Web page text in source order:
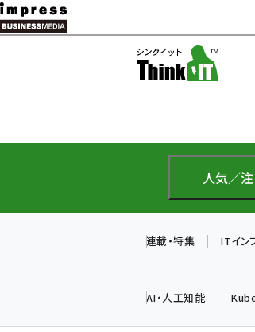
メ
イ
テ
に
人気／
連載・特集 ITイン
AI・人工知能